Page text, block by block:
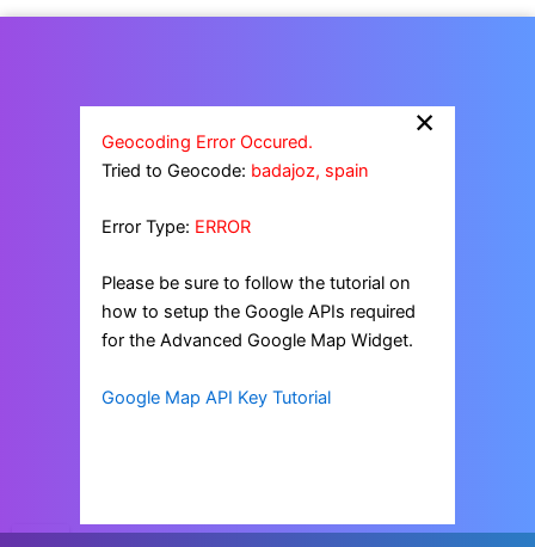
×
Geocoding Error Occured.
Tried to Geocode: badajoz, spain
Error Type: ERROR
Please be sure to follow the tutorial on
how to setup the Google APIs required
for the Advanced Google Map Widget.
Google Map API Key Tutorial